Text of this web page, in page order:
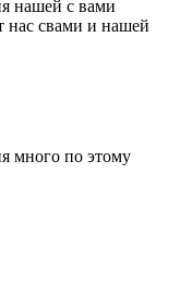
нашей с вами
нас свами и нашей
много по этому